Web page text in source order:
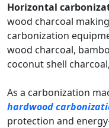
Horizontal
wood charcoal
carbonization
wood charcoal,
coconut shell
As a carbonization
hardwood
protection and